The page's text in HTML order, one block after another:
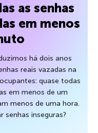
as senhas
em menos
há dois anos
reais vazadas na
quase todas
em menos de um
menos de uma hora.
senhas inseguras?